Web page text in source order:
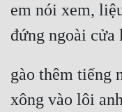
em nói xem,
đứng ngoài cửa
gào thêm tiếng
xông vào lôi